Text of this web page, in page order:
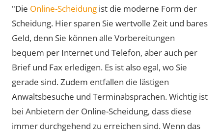
"Die Online-Scheidung ist die moderne Form der
Scheidung. Hier sparen Sie wertvolle Zeit und bares
Geld, denn Sie können alle Vorbereitungen
bequem per Internet und Telefon, aber auch per
Brief und Fax erledigen. Es ist also egal, wo Sie
gerade sind. Zudem entfallen die lästigen
Anwaltsbesuche und Terminabsprachen. Wichtig ist
bei Anbietern der Online-Scheidung, dass diese
immer durchgehend zu erreichen sind. Wenn das